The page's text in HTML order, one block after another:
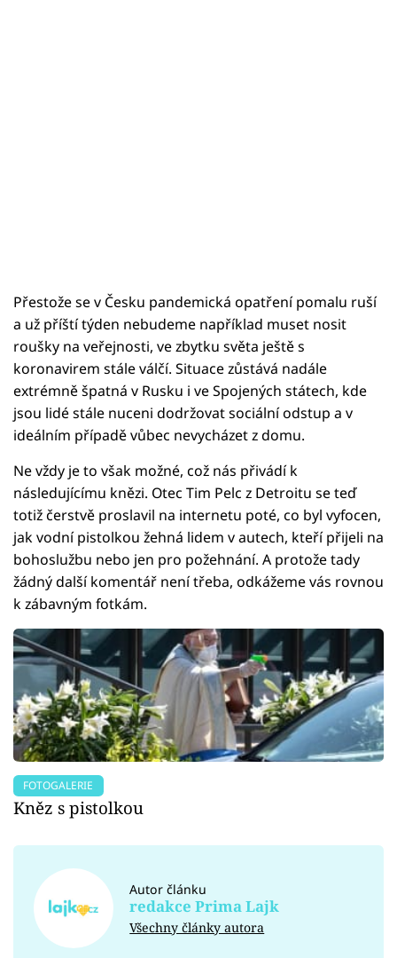
Přestože se v Česku pandemická opatření pomalu ruší
a už příští týden nebudeme například muset nosit
roušky na veřejnosti, ve zbytku světa ještě s
koronavirem stále válčí. Situace zůstává nadále
extrémně špatná v Rusku i ve Spojených státech, kde
jsou lidé stále nuceni dodržovat sociální odstup a v
ideálním případě vůbec nevycházet z domu.
Ne vždy je to však možné, což nás přivádí k
následujícímu knězi. Otec Tim Pelc z Detroitu se teď
totiž čerstvě proslavil na internetu poté, co byl vyfocen,
jak vodní pistolkou žehná lidem v autech, kteří přijeli na
bohoslužbu nebo jen pro požehnání. A protože tady
žádný další komentář není třeba, odkážeme vás rovnou
k zábavným fotkám.
FOTOGALERIE
Kněz s pistolkou
Autor článku
redakce Prima Lajk
Všechny články autora